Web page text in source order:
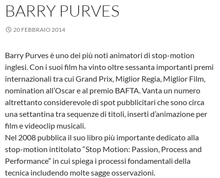
BARRY PURVES
20 FEBBRAIO 2014
Barry Purves è uno dei più noti animatori di stop-motion
inglesi. Con i suoi film ha vinto oltre sessanta importanti premi
internazionali tra cui Grand Prix, Miglior Regia, Miglior Film,
nomination all’Oscar e al premio BAFTA. Vanta un numero
altrettanto considerevole di spot pubblicitari che sono circa
una settantina tra sequenze di titoli, inserti d’animazione per
film e videoclip musicali.
Nel 2008 pubblica il suo libro più importante dedicato alla
stop-motion intitolato “Stop Motion: Passion, Process and
Performance” in cui spiega i processi fondamentali della
tecnica includendo molte sagge osservazioni.